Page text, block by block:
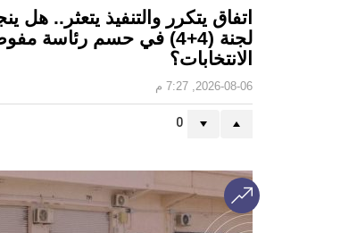
اتفاق يتكرر والتنفيذ يتعثر.. هل
لجنة (4+4) في حسم رئاسة
الانتخابات؟
2026-08-06, 7:27 م
0